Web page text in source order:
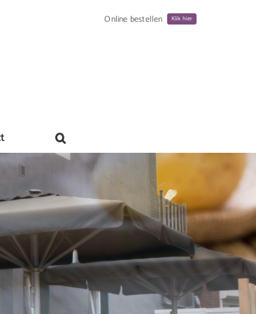
Online bestellen Klik hier